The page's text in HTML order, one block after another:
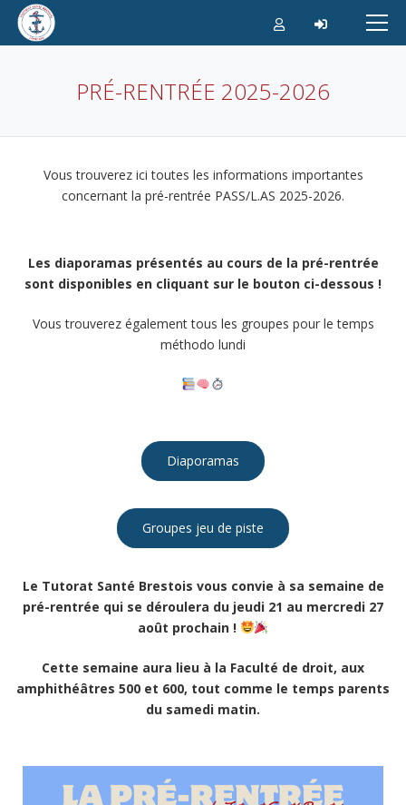
Aller
PRÉ-RENTRÉE 2025-2026
Vous trouverez ici toutes les informations importantes
concernant la pré-rentrée PASS/L.AS 2025-2026.
Les diaporamas présentés au cours de la pré-rentrée
sont disponibles en cliquant sur le bouton ci-dessous !
Vous trouverez également tous les groupes pour le temps
méthodo lundi
Diaporamas
Groupes jeu de piste
Le Tutorat Santé Brestois vous convie à sa semaine de
pré-rentrée qui se déroulera du jeudi 21 au mercredi 27
août prochain !
Cette semaine aura lieu à la Faculté de droit, aux
amphithéâtres 500 et 600, tout comme le temps parents
du samedi matin.